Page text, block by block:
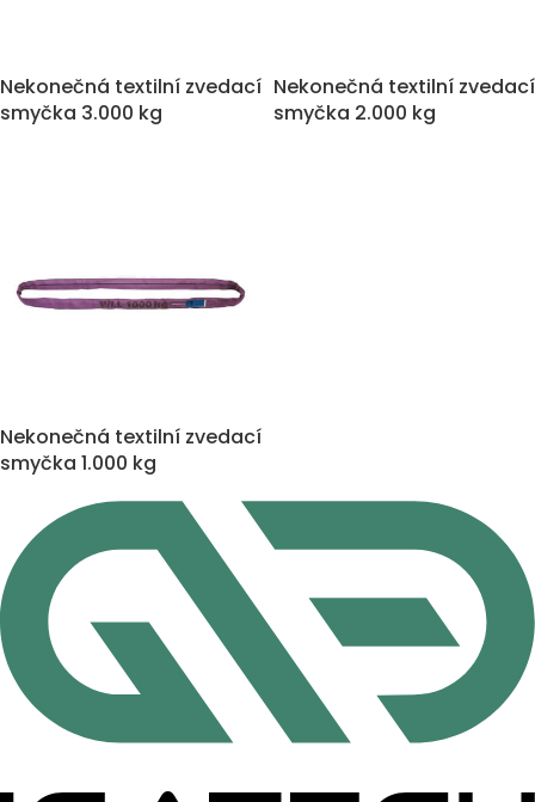
Nekonečná textilní zvedací
smyčka 3.000 kg
Nekonečná textilní zvedací
smyčka 2.000 kg
Nekonečná textilní zvedací
smyčka 1.000 kg